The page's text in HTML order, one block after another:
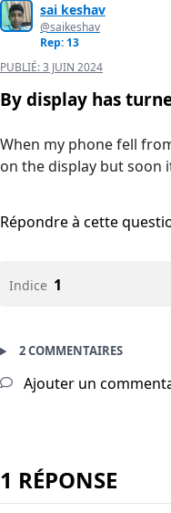
sai keshav
@saikeshav
Rep: 13
PUBLIÉ:3 JUIN 2024
By display has
When my phone fell
on the display but soon
Répondre à cette
Indice 1
2 COMMENTAIRES
Ajouter un
1 RÉPONSE